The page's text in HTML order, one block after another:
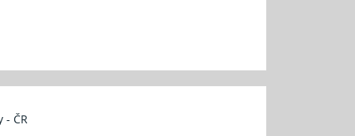
- ČR